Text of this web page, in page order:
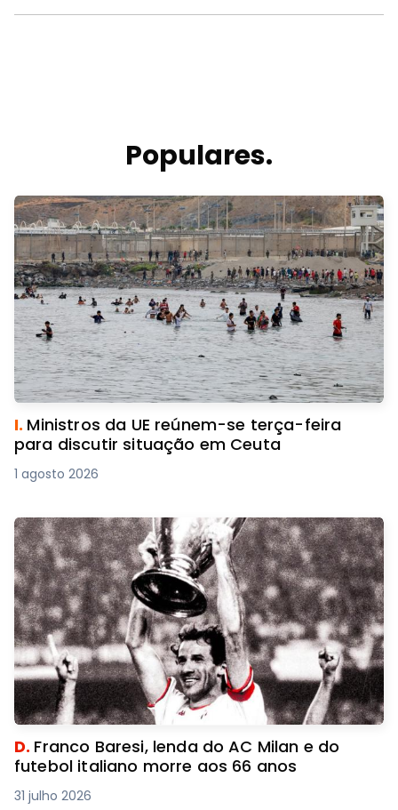
Populares.
I. Ministros da UE reúnem-se terça-feira
para discutir situação em Ceuta
1 agosto 2026
D. Franco Baresi, lenda do AC Milan e do
futebol italiano morre aos 66 anos
31 julho 2026